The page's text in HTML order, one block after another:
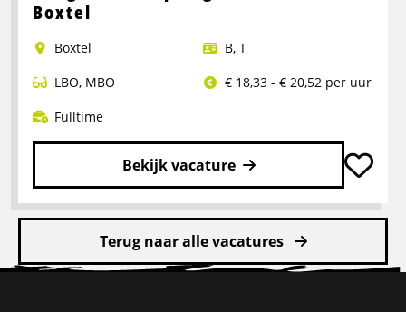
Portaalwagen
Boxtel
Boxtel B, T
LBO, MBO
€ 18,33 - € 20,52 per uur
Fulltime
Bekijk vacature
Lees
meer
Rangeerder
Terug naar alle vacatures